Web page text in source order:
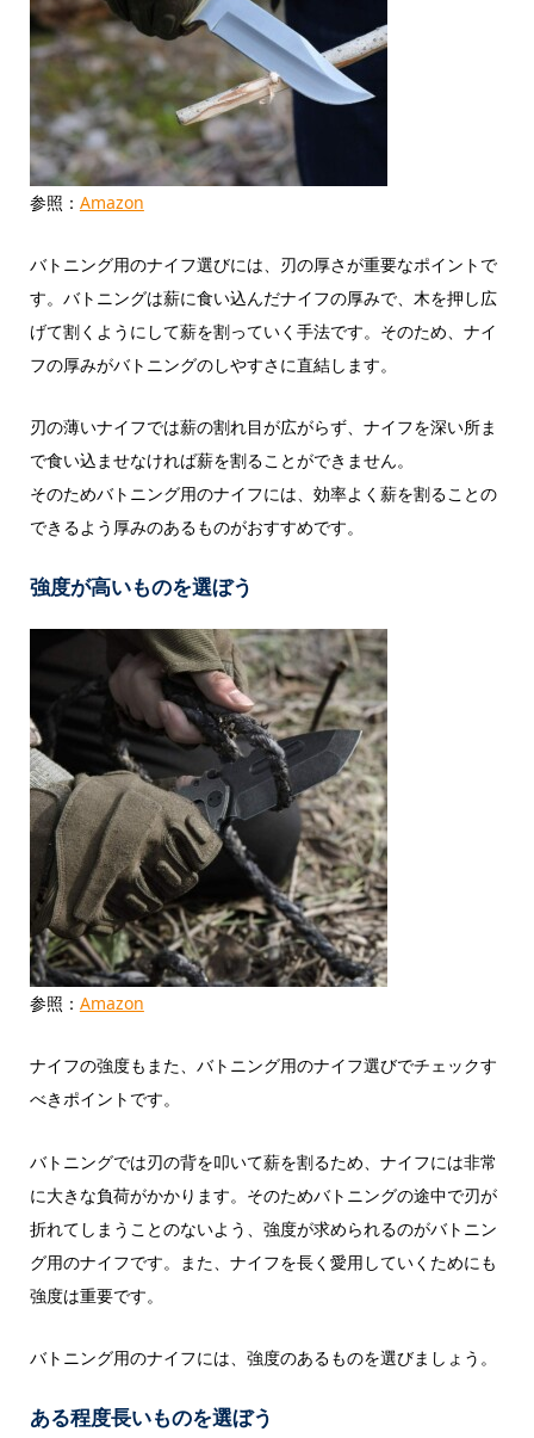
参照： Amazon
バトニング用のナイフ選びには、刃の厚さが重要なポイントで
す。バトニングは薪に食い込んだナイフの厚みで、木を押し広
げて割くようにして薪を割っていく手法です。そのため、ナイ
フの厚みがバトニングのしやすさに直結します。
刃の薄いナイフでは薪の割れ目が広がらず、ナイフを深い所ま
で食い込ませなければ薪を割ることができません。
そのためバトニング用のナイフには、効率よく薪を割ることの
できるよう厚みのあるものがおすすめです。
強度が高いものを選ぼう
参照： Amazon
ナイフの強度もまた、バトニング用のナイフ選びでチェックす
べきポイントです。
バトニングでは刃の背を叩いて薪を割るため、ナイフには非常
に大きな負荷がかかります。そのためバトニングの途中で刃が
折れてしまうことのないよう、強度が求められるのがバトニン
グ用のナイフです。また、ナイフを長く愛用していくためにも
強度は重要です。
バトニング用のナイフには、強度のあるものを選びましょう。
ある程度長いものを選ぼう